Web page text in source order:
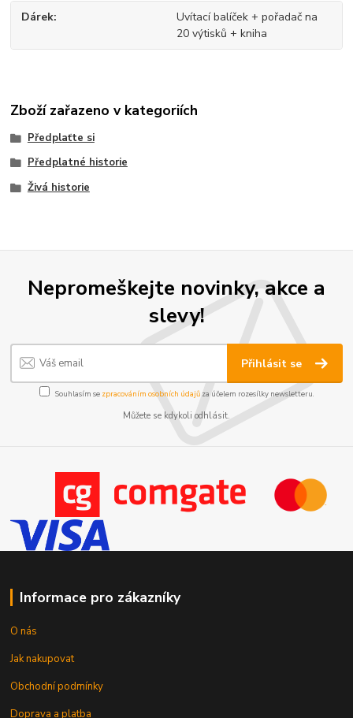
Dárek
Uvítací balíček + pořadač na
20 výtisků + kniha
Zboží zařazeno v kategoriích
Předplaťte si
Předplatné historie
Živá historie
Nepromeškejte novinky, akce a
slevy!
Přihlásit se
Souhlasím se zpracováním osobních údajůza účelem rozesílky newsletteru.
Můžete se kdykoli odhlásit.
Informace pro zákazníky
O nás
Jak nakupovat
Obchodní podmínky
Doprava a platba